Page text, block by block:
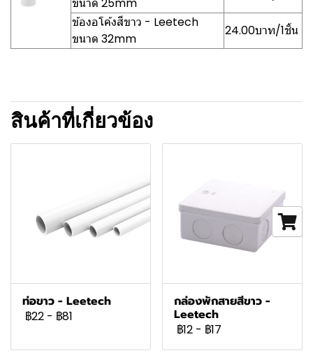
ข้องอโค้งสีขาว - Leetech
ขนาด 32mm
24.00บาท/1ชิ้น
สินค้าที่เกี่ยวข้อง
ท่อขาว - Leetech
฿22 - ฿81
กล่องพักสายสีขาว -
Leetech
฿12 - ฿17